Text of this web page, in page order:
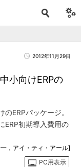
2012年11月29日
小向けERPの
ERPパッケージ。
ERP初期導入費用の
，アイ・ティ・アール]
PC用表示